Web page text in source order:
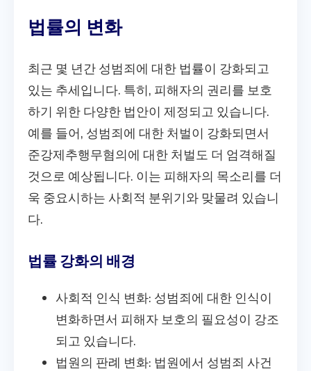
법률의 변화
최근 몇 년간 성범죄에 대한 법률이 강화되고
있는 추세입니다. 특히, 피해자의 권리를 보호
하기 위한 다양한 법안이 제정되고 있습니다.
예를 들어, 성범죄에 대한 처벌이 강화되면서
준강제추행무혐의에 대한 처벌도 더 엄격해질
것으로 예상됩니다. 이는 피해자의 목소리를 더
욱 중요시하는 사회적 분위기와 맞물려 있습니
다.
법률 강화의 배경
사회적 인식 변화: 성범죄에 대한 인식이
변화하면서 피해자 보호의 필요성이 강조
되고 있습니다.
법원의 판례 변화: 법원에서 성범죄 사건